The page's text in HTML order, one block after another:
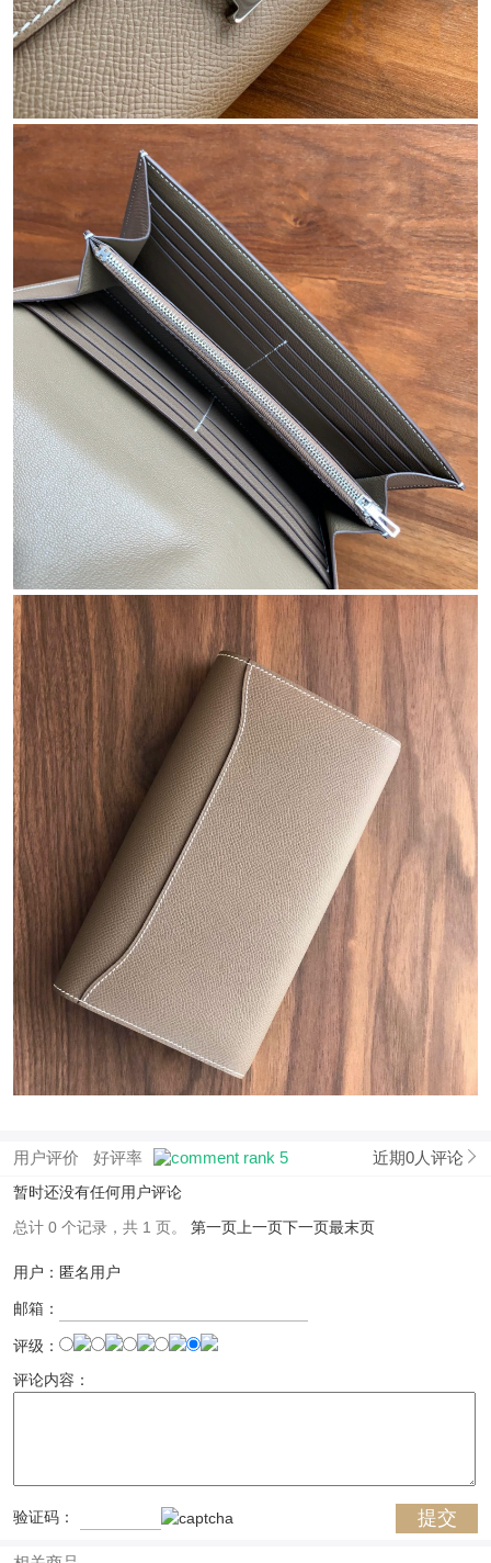
用户评价 好评率 近期0人评论
暂时还没有任何用户评论
总计 0 个记录，共 1 页。 第一页 上一页下一页最末页
用户：匿名用户
邮箱：
评级：
评论内容：
验证码：